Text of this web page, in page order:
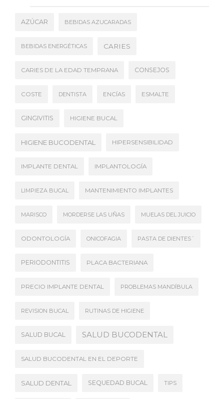
AZÚCAR BEBIDAS AZUCARADAS
BEBIDAS ENERGÉTICAS CARIES
CARIES DE LA EDAD TEMPRANA CONSEJOS
COSTE DENTISTA ENCÍAS ESMALTE
GINGIVITIS HIGIENE BUCAL
HIGIENE BUCODENTAL HIPERSENSIBILIDAD
IMPLANTE DENTAL IMPLANTOLOGÍA
LIMPIEZA BUCAL MANTENIMIENTO IMPLANTES
MARISCO MORDERSE LAS UÑAS MUELAS DEL JUICIO
ODONTOLOGÍA ONICOFAGIA PASTA DE DIENTES´
PERIODONTITIS PLACA BACTERIANA
PRECIO IMPLANTE DENTAL PROBLEMAS MANDÍBULA
REVISION BUCAL RUTINAS DE HIGIENE
SALUD BUCAL SALUD BUCODENTAL
SALUD BUCODENTAL EN EL DEPORTE
SALUD DENTAL SEQUEDAD BUCAL TIPS